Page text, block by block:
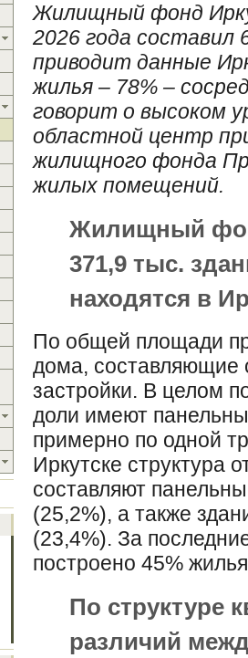
Жилищный фонд
2026 года
приводит данные
жилья – 78% –
говорит о высоком
областной центр
жилищного фонда
жилых помещений.
Жилищный
371,9 тыс.
находятся в
По общей площади
дома, составляющие
застройки. В целом
доли имеют
примерно по одной
Иркутске структура
составляют
(25,2%), а также
(23,4%). За
построено 45%
По структуре
различий